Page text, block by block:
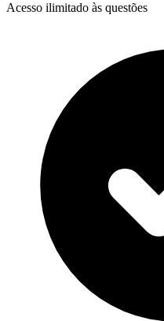
Acesso ilimitado às questões